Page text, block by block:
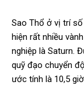
Sao Thổ ở vị trí
hiện rất nhiều
nghiệp là Saturn.
quỹ đạo chuyển
ước tính là 10,5